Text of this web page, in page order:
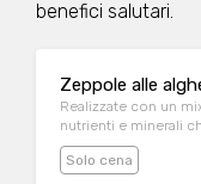
benefici salutari.
Zeppole alle
Realizzate con un
nutrienti e minerali
aroma unico,
Solo cena